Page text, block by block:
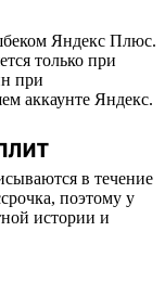
Яндекс Плюс.
только при
при
аккаунте Яндекс.
в течение
поэтому у
истории и